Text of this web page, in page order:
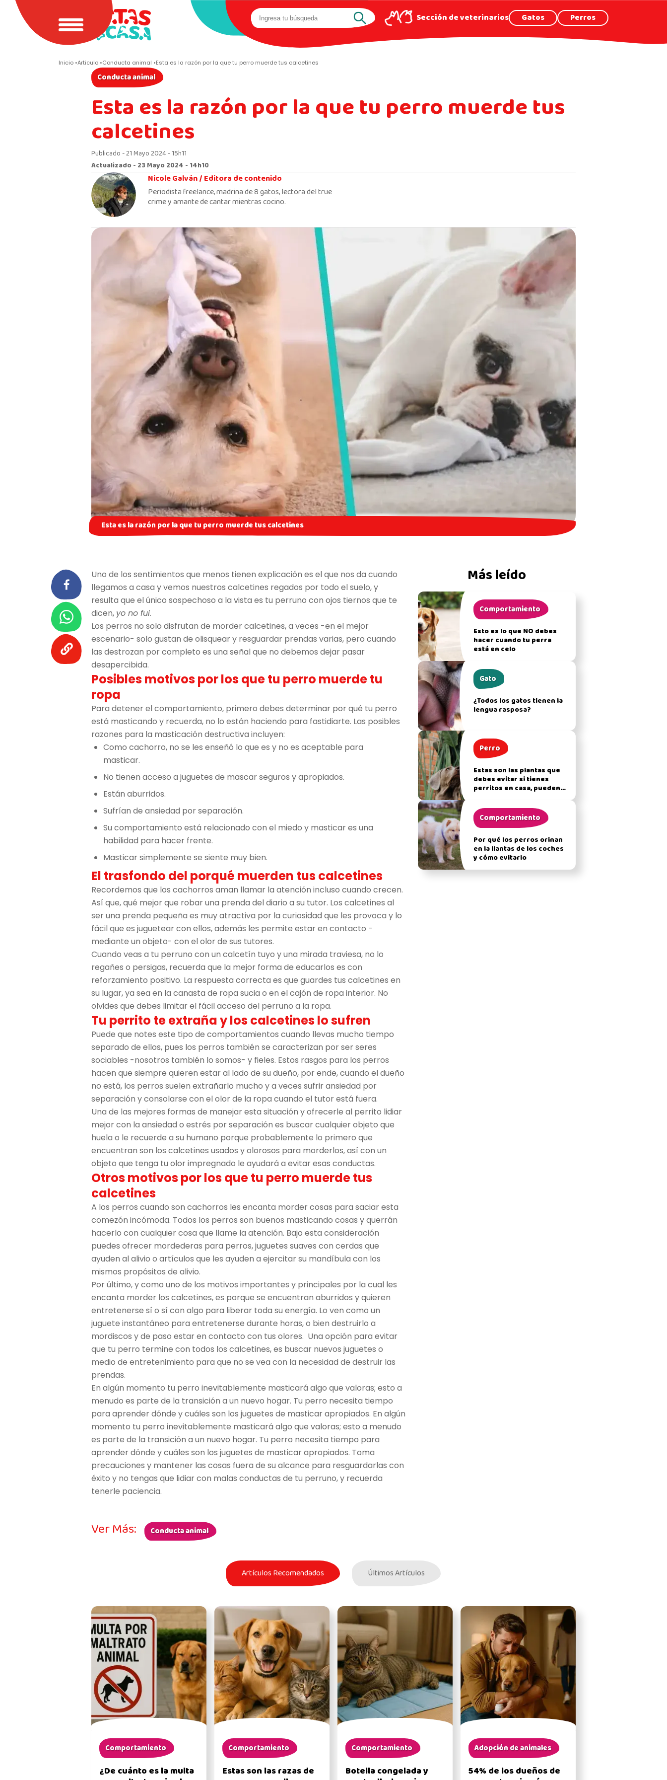
Sección de veterinarios Gatos Perros
Inicio Articulo Conducta animal Esta es la razón por la que tu perro muerde tus calcetines
Conducta animal
Esta es la razón por la que tu perro muerde tus
calcetines
Publicado - 21 Mayo 2024 - 15h11
Actualizado - 23 Mayo 2024 - 14h10
Nicole Galván /Editora de contenido
Periodista freelance, madrina de 8 gatos, lectora del true
crime y amante de cantar mientras cocino.
Esta es la razón por la que tu perro muerde tus calcetines
Uno de los sentimientos que menos tienen explicación es el que nos da cuando
llegamos a casa y vemos nuestros calcetines regados por todo el suelo, y
resulta que el único sospechoso a la vista es tu perruno con ojos tiernos que te
dicen, yo no fui.
Los perros no solo disfrutan de morder calcetines, a veces -en el mejor
escenario- solo gustan de olisquear y resguardar prendas varias, pero cuando
las destrozan por completo es una señal que no debemos dejar pasar
desapercibida.
Posibles motivos por los que tu perro muerde tu
ropa
Para detener el comportamiento, primero debes determinar por qué tu perro
está masticando y recuerda, no lo están haciendo para fastidiarte. Las posibles
razones para la masticación destructiva incluyen:
Como cachorro, no se les enseñó lo que es y no es aceptable para
masticar.
No tienen acceso a juguetes de mascar seguros y apropiados.
Están aburridos.
Sufrían de ansiedad por separación.
Su comportamiento está relacionado con el miedo y masticar es una
habilidad para hacer frente.
Masticar simplemente se siente muy bien.
El trasfondo del porqué muerden tus calcetines
Recordemos que los cachorros aman llamar la atención incluso cuando crecen.
Así que, qué mejor que robar una prenda del diario a su tutor. Los calcetines al
ser una prenda pequeña es muy atractiva por la curiosidad que les provoca y lo
fácil que es juguetear con ellos, además les permite estar en contacto -
mediante un objeto- con el olor de sus tutores.
Cuando veas a tu perruno con un calcetín tuyo y una mirada traviesa, no lo
regañes o persigas, recuerda que la mejor forma de educarlos es con
reforzamiento positivo. La respuesta correcta es que guardes tus calcetines en
su lugar, ya sea en la canasta de ropa sucia o en el cajón de ropa interior. No
olvides que debes limitar el fácil acceso del perruno a la ropa.
Tu perrito te extraña y los calcetines lo sufren
Puede que notes este tipo de comportamientos cuando llevas mucho tiempo
separado de ellos, pues los perros también se caracterizan por ser seres
sociables -nosotros también lo somos- y fieles. Estos rasgos para los perros
hacen que siempre quieren estar al lado de su dueño, por ende, cuando el dueño
no está, los perros suelen extrañarlo mucho y a veces sufrir ansiedad por
separación y consolarse con el olor de la ropa cuando el tutor está fuera.
Una de las mejores formas de manejar esta situación y ofrecerle al perrito lidiar
mejor con la ansiedad o estrés por separación es buscar cualquier objeto que
huela o le recuerde a su humano porque probablemente lo primero que
encuentran son los calcetines usados y olorosos para morderlos, así con un
objeto que tenga tu olor impregnado le ayudará a evitar esas conductas.
Otros motivos por los que tu perro muerde tus
calcetines
A los perros cuando son cachorros les encanta morder cosas para saciar esta
comezón incómoda. Todos los perros son buenos masticando cosas y querrán
hacerlo con cualquier cosa que llame la atención. Bajo esta consideración
puedes ofrecer mordederas para perros, juguetes suaves con cerdas que
ayuden al alivio o artículos que les ayuden a ejercitar su mandíbula con los
mismos propósitos de alivio.
Por último, y como uno de los motivos importantes y principales por la cual les
encanta morder los calcetines, es porque se encuentran aburridos y quieren
entretenerse sí o sí con algo para liberar toda su energía. Lo ven como un
juguete instantáneo para entretenerse durante horas, o bien destruirlo a
mordiscos y de paso estar en contacto con tus olores. Una opción para evitar
que tu perro termine con todos los calcetines, es buscar nuevos juguetes o
medio de entretenimiento para que no se vea con la necesidad de destruir las
prendas.
En algún momento tu perro inevitablemente masticará algo que valoras; esto a
menudo es parte de la transición a un nuevo hogar. Tu perro necesita tiempo
para aprender dónde y cuáles son los juguetes de masticar apropiados. En algún
momento tu perro inevitablemente masticará algo que valoras; esto a menudo
es parte de la transición a un nuevo hogar. Tu perro necesita tiempo para
aprender dónde y cuáles son los juguetes de masticar apropiados. Toma
precauciones y mantener las cosas fuera de su alcance para resguardarlas con
éxito y no tengas que lidiar con malas conductas de tu perruno, y recuerda
tenerle paciencia.
Más leído
Comportamiento
Esto es lo que NO debes
hacer cuando tu perra
está en celo
Gato
¿Todos los gatos tienen la
lengua rasposa?
Perro
Estas son las plantas que
debes evitar si tienes
perritos en casa, pueden
Comportamiento
Por qué los perros orinan
en la llantas de los coches
y cómo evitarlo
Ver Más: Conducta animal
Artículos Recomendados Últimos Artículos
Comportamiento
¿De cuánto es la multa
Comportamiento
Estas son las razas de
Comportamiento
Botella congelada y
Adopción de animales
54% de los dueños de